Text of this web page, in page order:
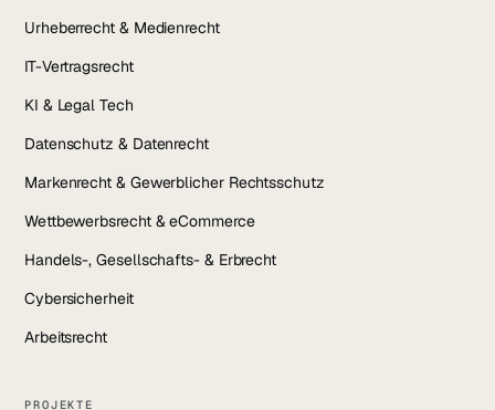
Urheberrecht & Medienrecht
IT-Vertragsrecht
KI & Legal Tech
Datenschutz & Datenrecht
Markenrecht & Gewerblicher Rechtsschutz
Wettbewerbsrecht & eCommerce
Handels-, Gesellschafts- & Erbrecht
Cybersicherheit
Arbeitsrecht
PROJEKTE